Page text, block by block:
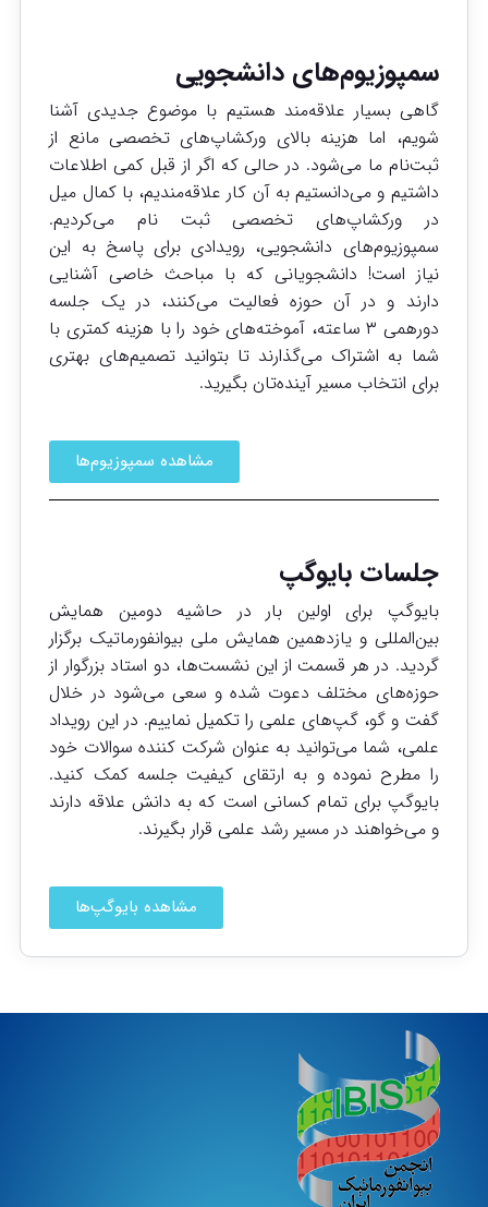
سمپوزیوم‌های دانشجویی
گاهی بسیار علاقه‌مند هستیم با موضوع جدیدی آشنا
شویم، اما هزینه بالای ورکشاپ‌های تخصصی مانع از
ثبت‌نام ما می‌شود. در حالی که اگر از قبل کمی اطلاعات
داشتیم و می‌دانستیم به آن کار علاقه‌مندیم، با کمال میل
در ورکشاپ‌های تخصصی ثبت نام می‌کردیم.
سمپوزیوم‌های دانشجویی، رویدادی برای پاسخ به این
نیاز است! دانشجویانی که با مباحث خاصی آشنایی
دارند و در آن حوزه فعالیت می‌کنند، در یک جلسه
دورهمی ۳ ساعته، آموخته‌های خود را با هزینه کمتری با
شما به اشتراک می‌گذارند تا بتوانید تصمیم‌های بهتری
برای انتخاب مسیر آینده‌تان بگیرید.
مشاهده سمپوزیوم‌ها
جلسات بایوگپ
بایوگپ برای اولین بار در حاشیه دومین همایش
بین‌المللی و یازدهمین همایش ملی بیوانفورماتیک برگزار
گردید. در هر قسمت از این نشست‌ها، دو استاد بزرگوار از
حوزه‌های مختلف دعوت شده و سعی می‌شود در خلال
گفت و گو، گپ‌های علمی را تکمیل نماییم. در این رویداد
علمی، شما می‌توانید به عنوان شرکت کننده سوالات خود
را مطرح نموده و به ارتقای کیفیت جلسه کمک کنید.
بایوگپ برای تمام کسانی است که به دانش علاقه دارند
و می‌خواهند در مسیر رشد علمی قرار بگیرند.
مشاهده بایوگپ‌ها